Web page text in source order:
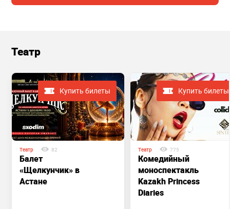
Театр
Купить билеты
Театр 82
Балет
«Щелкунчик» в
Астане
Купить билеты
Театр 775
Комедийный
моноспектакль
Kazakh Princess
Diaries